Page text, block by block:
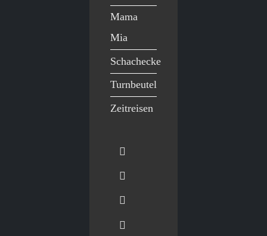
Mama
Mia
Schachecke
Turnbeutel
Zeitreisen